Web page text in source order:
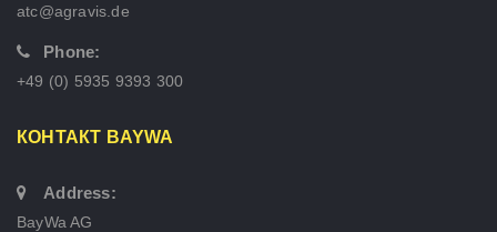
atc@agravis.de
Phone:
+49 (0) 5935 9393 300
КОНТАКТ BAYWA
Address:
BayWa AG